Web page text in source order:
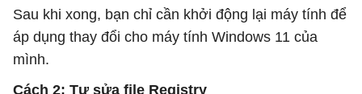
Sau khi xong, bạn chỉ cần khởi động lại máy tính để
áp dụng thay đổi cho máy tính Windows 11 của
mình.
Cách 2: Tự sửa file Registry